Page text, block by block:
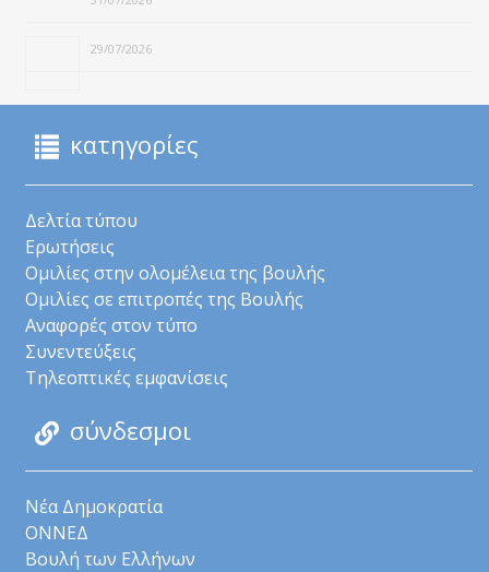
29/07/2026
κατηγορίες
Δελτία τύπου
Ερωτήσεις
Ομιλίες στην ολομέλεια της βουλής
Ομιλίες σε επιτροπές της Βουλής
Αναφορές στον τύπο
Συνεντεύξεις
Τηλεοπτικές εμφανίσεις
σύνδεσμοι
Νέα Δημοκρατία
ΟΝΝΕΔ
Βουλή των Ελλήνων